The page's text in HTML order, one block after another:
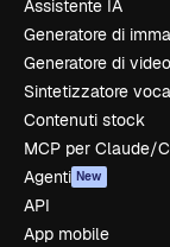
Assistente IA
Generatore di
Generatore di
Sintetizzatore
Contenuti stock
MCP per Claude/
Agenti New
API
App mobile